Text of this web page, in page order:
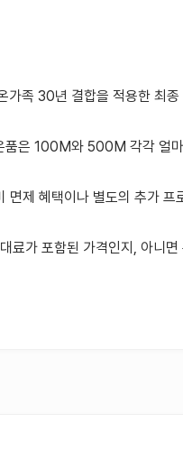
족 30년 결합을 적용한 최종
품은 100M와 500M 각각 얼
면제 혜택이나 별도의 추가 프
료가 포함된 가격인지, 아니